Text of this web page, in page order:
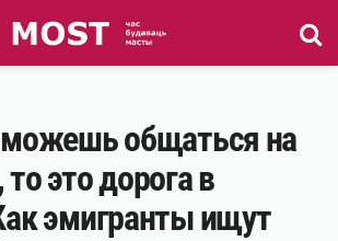
общаться на
это дорога в
эмигранты ищут